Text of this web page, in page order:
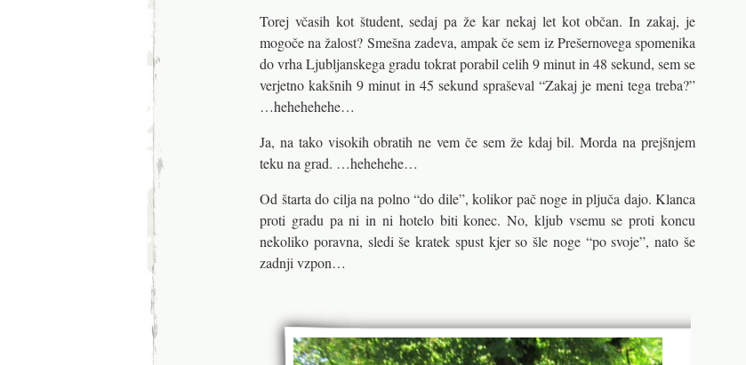
Torej včasih kot študent, sedaj pa že kar nekaj let kot občan. In zakaj, je
mogoče na žalost? Smešna zadeva, ampak če sem iz Prešernovega spomenika
do vrha Ljubljanskega gradu tokrat porabil celih 9 minut in 48 sekund, sem se
verjetno kakšnih 9 minut in 45 sekund spraševal “Zakaj je meni tega treba?”
…hehehehehe…
Ja, na tako visokih obratih ne vem če sem že kdaj bil. Morda na prejšnjem
teku na grad. …hehehehe…
Od štarta do cilja na polno “do dile”, kolikor pač noge in pljuča dajo. Klanca
proti gradu pa ni in ni hotelo biti konec. No, kljub vsemu se proti koncu
nekoliko poravna, sledi še kratek spust kjer so šle noge “po svoje”, nato še
zadnji vzpon…